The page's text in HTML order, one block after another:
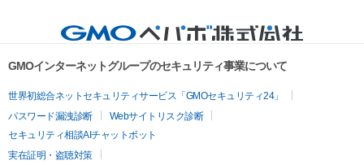
GMOインターネットグループのセキュリティ事業について
世界初総合ネットセキュリティサービス「GMOセキュリティ24」
パスワード漏洩診断
Webサイトリスク診断
セキュリティ相談AIチャットボット
実在証明・盗聴対策